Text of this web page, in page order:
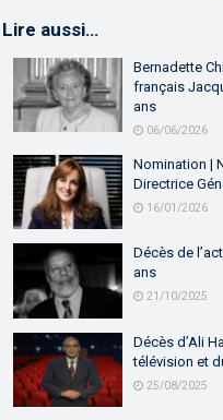
Lire aussi…
Bernadette
français
ans
06/06/2026
Nomination |
Directrice
16/01/2026
Décès de
ans
21/10/2025
Décès d’Ali
télévision et
25/08/2025